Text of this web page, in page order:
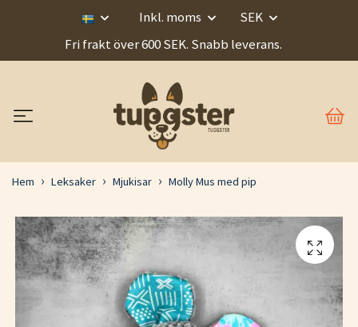
Inkl. moms
SEK
Fri frakt över 600 SEK. Snabb leverans.
Hem Leksaker Mjukisar Molly Mus med pip